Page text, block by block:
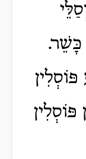
כָּשֵׁר.
פּוֹסְלִין